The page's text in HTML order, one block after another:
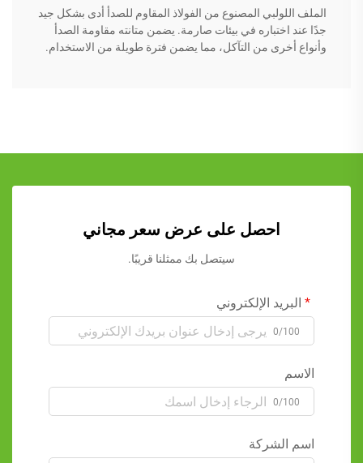
الملف اللولبي المصنوع من الفولاذ المقاوم للصدأ أدى بشكل جيد
جدًا عند اختباره في بيئات صارمة. يضمن متانته مقاومة الصدأ
وأنواع أخرى من التآكل، مما يضمن فترة طويلة من الاستخدام.
احصل على عرض سعر مجاني
سيتصل بك ممثلنا قريبًا.
البريد الإلكتروني
0/100
الاسم
0/100
اسم الشركة